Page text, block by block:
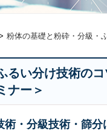
粉体の基礎と粉砕・分級・
るい分け技術の
ナー＞
・分級技術・篩